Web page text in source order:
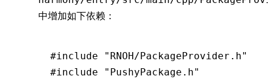
中增加如下依赖：
#include "RNOH/PackageProvider.h"
#include "PushyPackage.h"